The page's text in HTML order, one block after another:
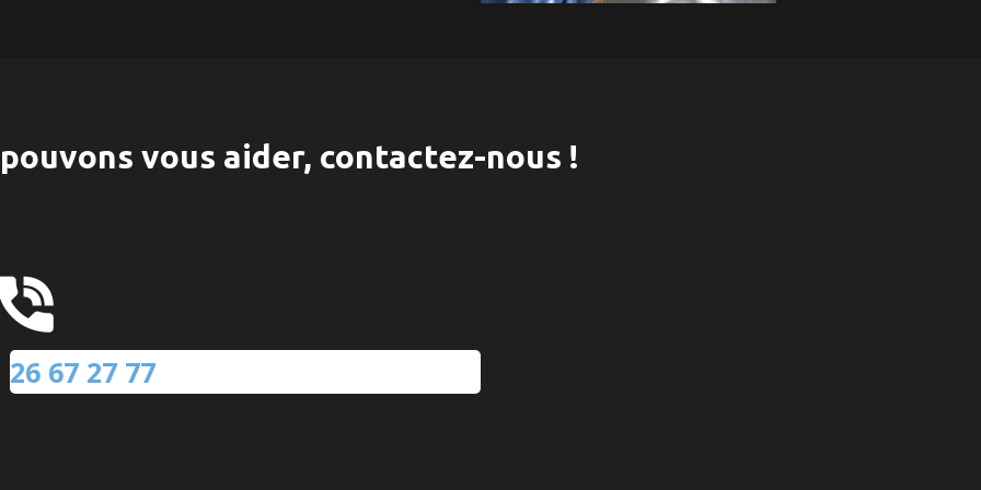
vous aider, contactez-nous !
26 67 27 77